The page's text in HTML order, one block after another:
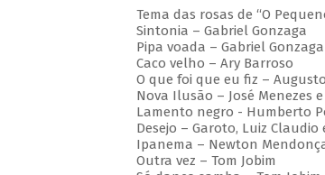
Tema das rosas de “O
Sintonia – Gabriel Gonzaga
Pipa voada – Gabriel Gonzaga
Caco velho – Ary Barroso
O que foi que eu fiz –
Nova Ilusão – José Menezes
Lamento negro - Humberto
Desejo – Garoto, Luiz Claudio
Ipanema – Newton
Outra vez – Tom Jobim